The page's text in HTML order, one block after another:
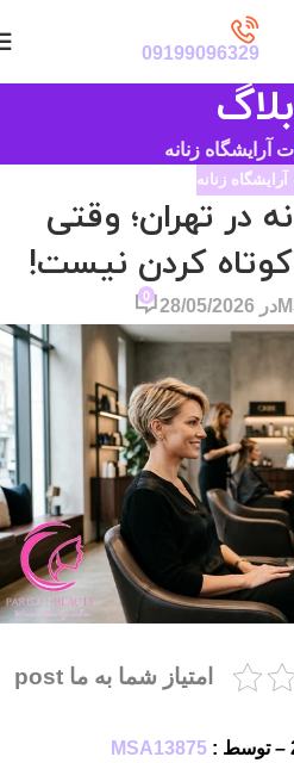
09199096329
آرایشگاه زنانه
زنانه
در تهران؛ وقتی
کردن نیست!
در 28/05/2026
0
امتیاز شما به ما post
MSA13875